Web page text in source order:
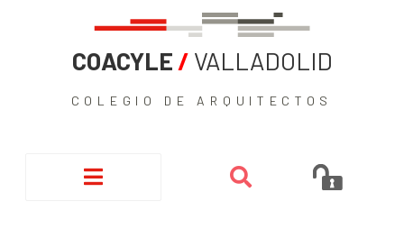
COACYLE / VALLADOLID
COLEGIO DE ARQUITECTOS